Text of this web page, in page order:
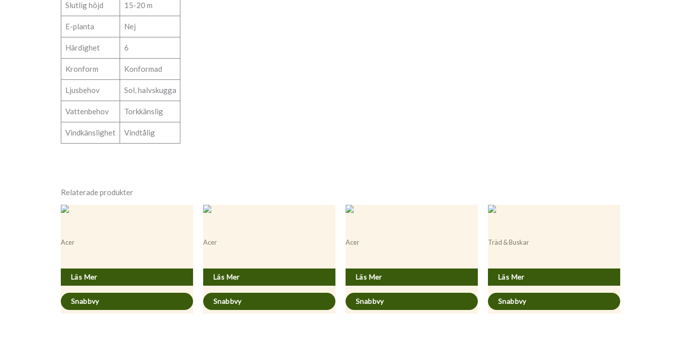
Slutlig höjd 15-20 m
E-planta Nej
Härdighet 6
Kronform Konformad
Ljusbehov Sol, halvskugga
Vattenbehov Torkkänslig
Vindkänslighet Vindtålig
Relaterade produkter
Acer
Läs Mer
Snabbvy
Acer
Läs Mer
Snabbvy
Acer
Läs Mer
Snabbvy
Träd & Buskar
Läs Mer
Snabbvy